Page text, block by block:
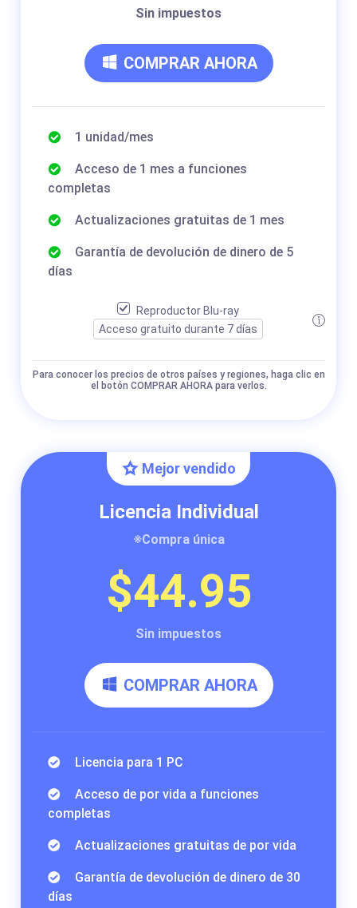
Sin impuestos
COMPRAR AHORA
1 unidad/mes
Acceso de 1 mes a funciones
completas
Actualizaciones gratuitas de 1 mes
Garantía de devolución de dinero de 5
días
Reproductor Blu-ray
Acceso gratuito durante 7 días
Para conocer los precios de otros países y regiones, haga clic en
el botón COMPRAR AHORA para verlos.
Mejor vendido
Licencia Individual
※Compra única
$44.95
Sin impuestos
COMPRAR AHORA
Licencia para 1 PC
Acceso de por vida a funciones
completas
Actualizaciones gratuitas de por vida
Garantía de devolución de dinero de 30
días